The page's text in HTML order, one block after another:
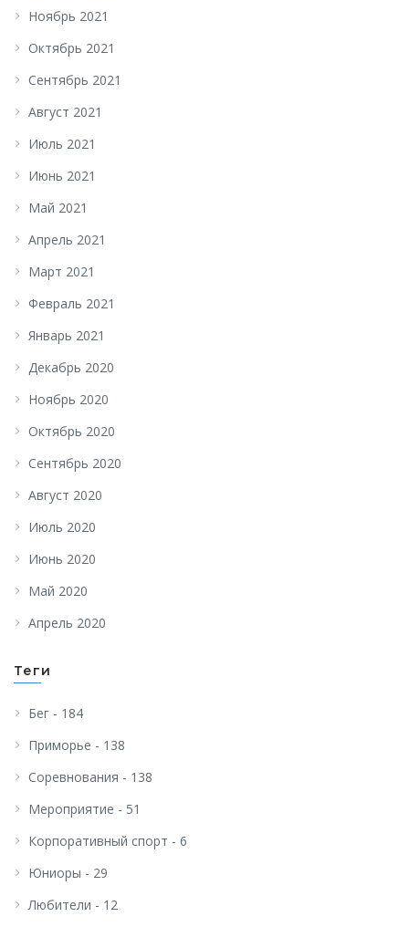
Ноябрь 2021
Октябрь 2021
Сентябрь 2021
Август 2021
Июль 2021
Июнь 2021
Май 2021
Апрель 2021
Март 2021
Февраль 2021
Январь 2021
Декабрь 2020
Ноябрь 2020
Октябрь 2020
Сентябрь 2020
Август 2020
Июль 2020
Июнь 2020
Май 2020
Апрель 2020
Теги
Бег - 184
Приморье - 138
Соревнования - 138
Мероприятие - 51
Корпоративный спорт - 6
Юниоры - 29
Любители - 12